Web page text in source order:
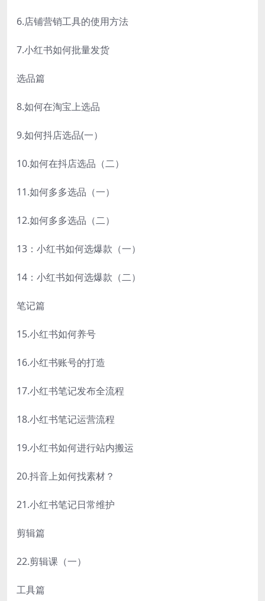
6.店铺营销工具的使用方法
7.小红书如何批量发货
选品篇
8.如何在淘宝上选品
9.如何抖店选品(一）
10.如何在抖店选品（二）
11.如何多多选品（一）
12.如何多多选品（二）
13：小红书如何选爆款（一）
14：小红书如何选爆款（二）
笔记篇
15.小红书如何养号
16.小红书账号的打造
17.小红书笔记发布全流程
18.小红书笔记运营流程
19.小红书如何进行站内搬运
20.抖音上如何找素材？
21.小红书笔记日常维护
剪辑篇
22.剪辑课（一）
工具篇